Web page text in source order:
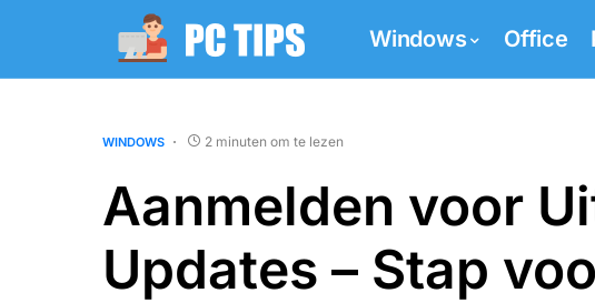
Windows Office
WINDOWS 2 minuten om te lezen
Aanmelden voor
Updates – Stap